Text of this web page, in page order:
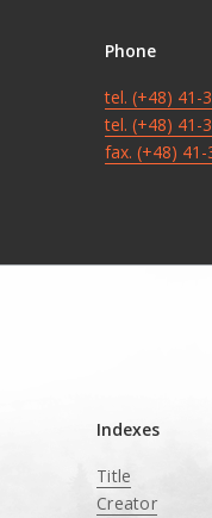
Phone
tel. (+48) 41-
tel. (+48) 41-
fax. (+48) 41-
Indexes
Title
Creator